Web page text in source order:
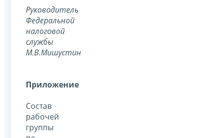
Руководитель
Федеральной
налоговой
службы
М.В.Мишустин
Приложение
Состав
рабочей
группы